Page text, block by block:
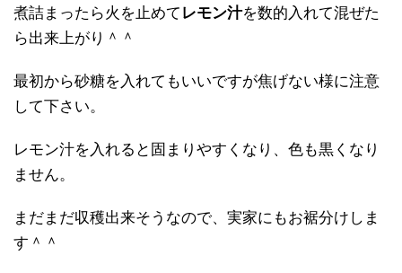
煮詰まったら火を止めて レモン汁を数的入れて混ぜた
ら出来上がり＾＾
最初から砂糖を入れてもいいですが焦げない様に注意
して下さい。
レモン汁を入れると固まりやすくなり、色も黒くなり
ません。
まだまだ収穫出来そうなので、実家にもお裾分けしま
す＾＾